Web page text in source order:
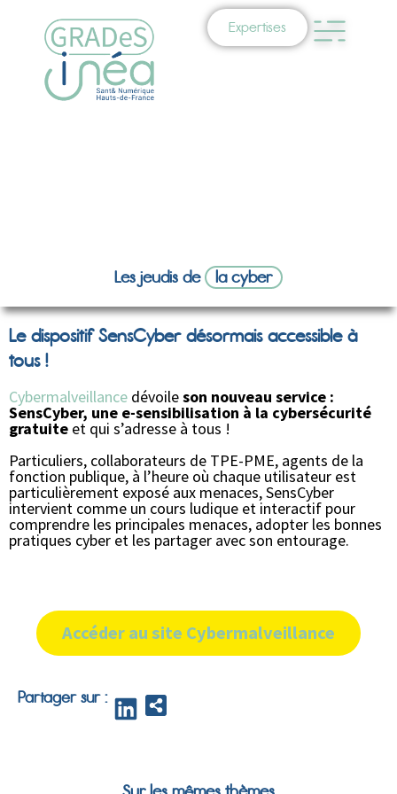
Expertises
Les jeudis de la cyber
Le dispositif SensCyber désormais accessible à
tous !
Cybermalveillance dévoileson nouveau service :
SensCyber, une e-sensibilisation à la cybersécurité
gratuite et qui s’adresse à tous !
Particuliers, collaborateurs de TPE-PME, agents de la
fonction publique, à l’heure où chaque utilisateur est
particulièrement exposé aux menaces, SensCyber
intervient comme un cours ludique et interactif pour
comprendre les principales menaces, adopter les bonnes
pratiques cyber et les partager avec son entourage.
Accéder au site Cybermalveillance
Partager sur :